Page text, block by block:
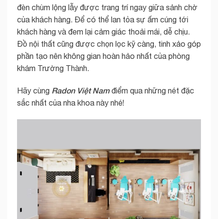
đèn chùm lộng lẫy được trang trí ngay giữa sảnh chờ
của khách hàng. Để có thể lan tỏa sự ấm cúng tới
khách hàng và đem lại cảm giác thoải mái, dễ chịu.
Đồ nội thất cũng được chọn lọc kỹ càng, tinh xảo góp
phần tạo nên không gian hoàn hảo nhất của phòng
khám Trường Thành.
Hãy cùng Radon Việt Namđiểm qua những nét đặc
sắc nhất của nha khoa này nhé!